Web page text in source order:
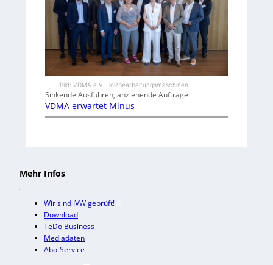
Bild: VDMA e.V. Holzbearbeitungsmaschinen
Sinkende Ausfuhren, anziehende Aufträge
VDMA erwartet Minus
Mehr Infos
Wir sind IVW geprüft!
Download
TeDo Business
Mediadaten
Abo-Service